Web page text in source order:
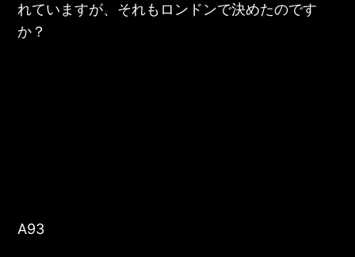
れていますが、それもロンドンで決めたのです
か？
A93